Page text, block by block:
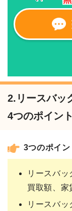
2.リースバッ
4つのポイント
3つのポイン
リースバッ
買取額、家
リースバ